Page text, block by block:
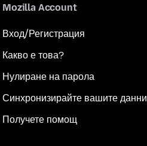
Mozilla Account
Вход/Регистрация
Какво е това?
Нулиране на парола
Синхронизирайте вашите данни
Получете помощ